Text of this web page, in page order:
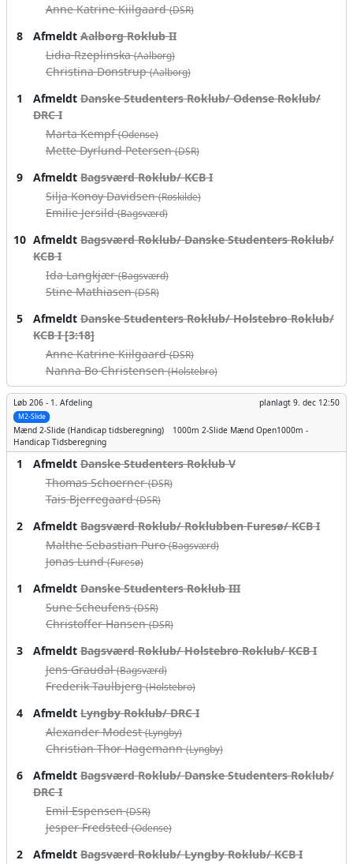
Anne Katrine Kiilgaard(DSR)
8 AfmeldtAalborg Roklub II
Lidia Rzeplinska(Aalborg)
Christina Donstrup(Aalborg)
1 AfmeldtDanske Studenters Roklub/ Odense Roklub/
DRC I
Marta Kempf(Odense)
Mette Dyrlund Petersen(DSR)
9 AfmeldtBagsværd Roklub/ KCB I
Silja Konoy Davidsen(Roskilde)
Emilie Jersild(Bagsværd)
10 AfmeldtBagsværd Roklub/ Danske Studenters Roklub/
KCB I
Ida Langkjær(Bagsværd)
Stine Mathiasen(DSR)
5 AfmeldtDanske Studenters Roklub/ Holstebro Roklub/
KCB I [3:18]
Anne Katrine Kiilgaard(DSR)
Nanna Bo Christensen(Holstebro)
Løb 206 - 1. Afdeling planlagt 9. dec 12:50
M2-Slide
Mænd 2-Slide (Handicap tidsberegning) 1000m 2-Slide Mænd Open1000m -
Handicap Tidsberegning
1 AfmeldtDanske Studenters Roklub V
Thomas Schoerner(DSR)
Tais Bjerregaard(DSR)
2 AfmeldtBagsværd Roklub/ Roklubben Furesø/ KCB I
Malthe Sebastian Puro(Bagsværd)
Jonas Lund(Furesø)
1 AfmeldtDanske Studenters Roklub III
Sune Scheufens(DSR)
Christoffer Hansen(DSR)
3 AfmeldtBagsværd Roklub/ Holstebro Roklub/ KCB I
Jens Graudal(Bagsværd)
Frederik Taulbjerg(Holstebro)
4 AfmeldtLyngby Roklub/ DRC I
Alexander Modest(Lyngby)
Christian Thor Hagemann(Lyngby)
6 AfmeldtBagsværd Roklub/ Danske Studenters Roklub/
DRC I
Emil Espensen(DSR)
Jesper Fredsted(Odense)
2 AfmeldtBagsværd Roklub/ Lyngby Roklub/ KCB I